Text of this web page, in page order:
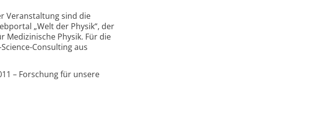
Veranstaltung sind die
„Welt der Physik“, der
Medizinische Physik. Für die
Consulting aus
– Forschung für unsere